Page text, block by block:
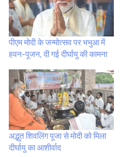
पीएम मोदी के जन्मोत्सव पर भभुआ में
हवन-पूजन, दी गई दीर्घायु की कामना
अद्भुत शिवलिंग पूजा से मोदी को मिला
दीर्घायु का आशीर्वाद